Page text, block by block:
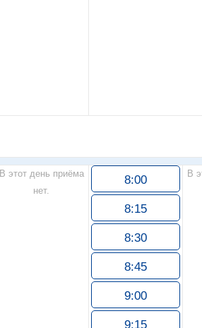
В этот день приёма
нет.
8:00
8:15
8:30
8:45
9:00
9:15
В